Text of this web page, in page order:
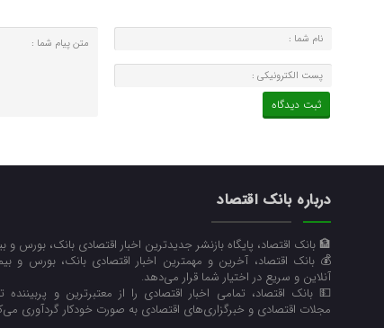
درباره بانک اقتصاد
🏦 بانک اقتصاد، پایگاه بازنشر جدیدترین اخبار اقتصادی بانک، بورس و
💰 بانک اقتصاد، آخرین و مهمترین اخبار اقتصادی بانک، بورس و
آنلاین و سریع در اختیار شما قرار می‌‌دهد.
💵 بانک اقتصاد، تمامی اخبار اقتصادی را از معتبرترین و پربیننده
مجلات اقتصادی و خبرگزاری‌های اقتصادی به صورت خودکار گردآوری